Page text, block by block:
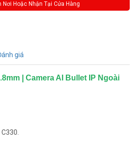
Nơi Hoặc Nhận Tại Cửa Hàng
giá
| Camera AI Bullet IP Ngoài